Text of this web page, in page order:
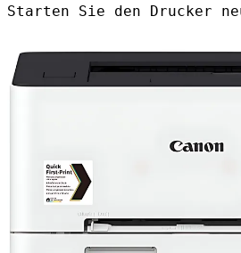
Starten Sie den Drucker